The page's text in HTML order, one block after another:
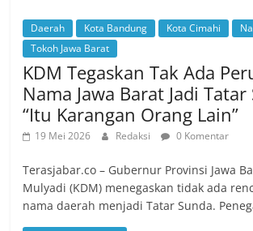
Daerah Kota Bandung Kota Cimahi
Tokoh Jawa Barat
KDM Tegaskan Tak Ada
Nama Jawa Barat Jadi Tatar
“Itu Karangan Orang Lain”
19 Mei 2026 Redaksi 0 Komentar
Terasjabar.co – Gubernur Provinsi Jawa
Mulyadi (KDM) menegaskan tidak ada
nama daerah menjadi Tatar Sunda.